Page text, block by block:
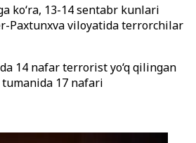
koʻra, 13-14 sentabr kunlari
Paxtunxva viloyatida terrorchilar
14 nafar terrorist yo‘q qilingan
tumanida 17 nafari